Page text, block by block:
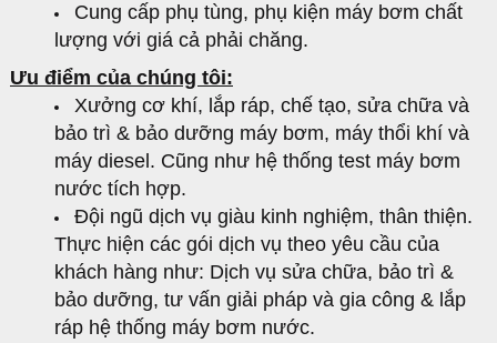
Cung cấp phụ tùng, phụ kiện máy bơm chất
lượng với giá cả phải chăng.
Ưu điểm của chúng tôi:
Xưởng cơ khí, lắp ráp, chế tạo, sửa chữa và
bảo trì & bảo dưỡng máy bơm, máy thổi khí và
máy diesel. Cũng như hệ thống test máy bơm
nước tích hợp.
Đội ngũ dịch vụ giàu kinh nghiệm, thân thiện.
Thực hiện các gói dịch vụ theo yêu cầu của
khách hàng như: Dịch vụ sửa chữa, bảo trì &
bảo dưỡng, tư vấn giải pháp và gia công & lắp
ráp hệ thống máy bơm nước.